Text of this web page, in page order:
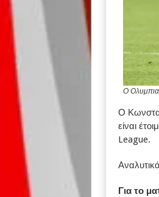
Ο
Ο
είναι
League.
Για το